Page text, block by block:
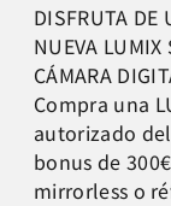
DISFRUTA DE
NUEVA LUMIX
CÁMARA
Compra una
autorizado
bonus de
mirrorless o